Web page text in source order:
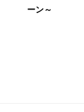
ーン～